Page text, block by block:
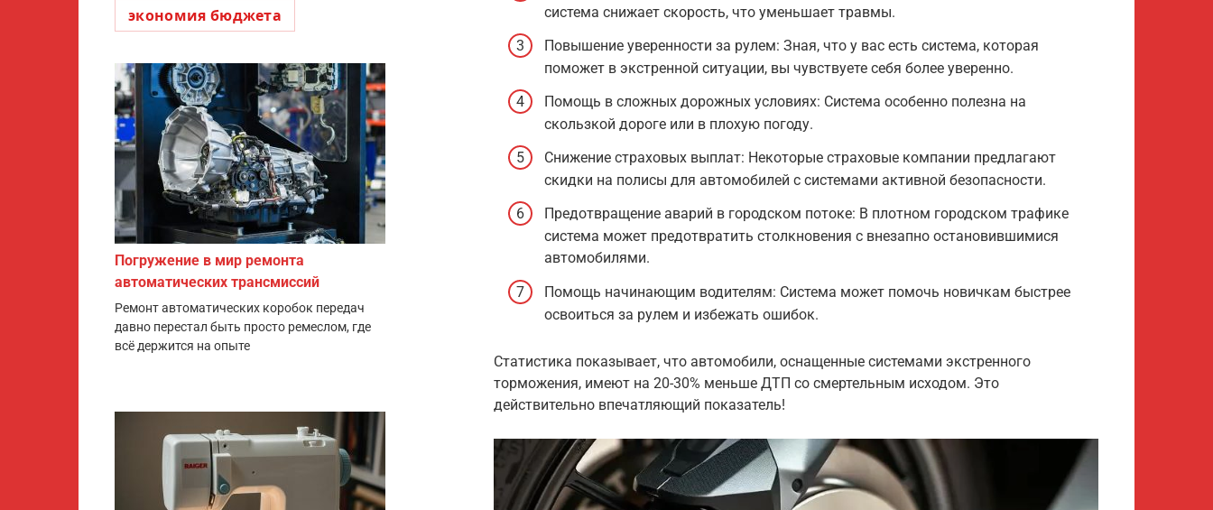
система снижает скорость, что уменьшает травмы.
Повышение уверенности за рулем: Зная, что у вас есть система, которая
поможет в экстренной ситуации, вы чувствуете себя более уверенно.
Помощь в сложных дорожных условиях: Система особенно полезна на
скользкой дороге или в плохую погоду.
Снижение страховых выплат: Некоторые страховые компании предлагают
скидки на полисы для автомобилей с системами активной безопасности.
Предотвращение аварий в городском потоке: В плотном городском трафике
система может предотвратить столкновения с внезапно остановившимися
автомобилями.
Помощь начинающим водителям: Система может помочь новичкам быстрее
освоиться за рулем и избежать ошибок.
Статистика показывает, что автомобили, оснащенные системами экстренного
торможения, имеют на 20-30% меньше ДТП со смертельным исходом. Это
действительно впечатляющий показатель!
экономия бюджета
Погружение в мир ремонта
автоматических трансмиссий
Ремонт автоматических коробок передач
давно перестал быть просто ремеслом, где
всё держится на опыте